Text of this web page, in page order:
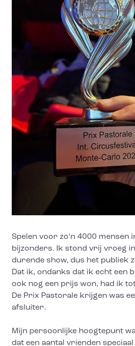
Spelen voor zo’n 4000 mensen
bijzonders. Ik stond vrij vroeg
durende show, dus het publiek
Dat ik, ondanks dat ik echt een
ook nog een prijs won, had ik
De Prix Pastorale krijgen was
afsluiter.
Mijn persoonlijke hoogtepunt
dat een aantal vrienden